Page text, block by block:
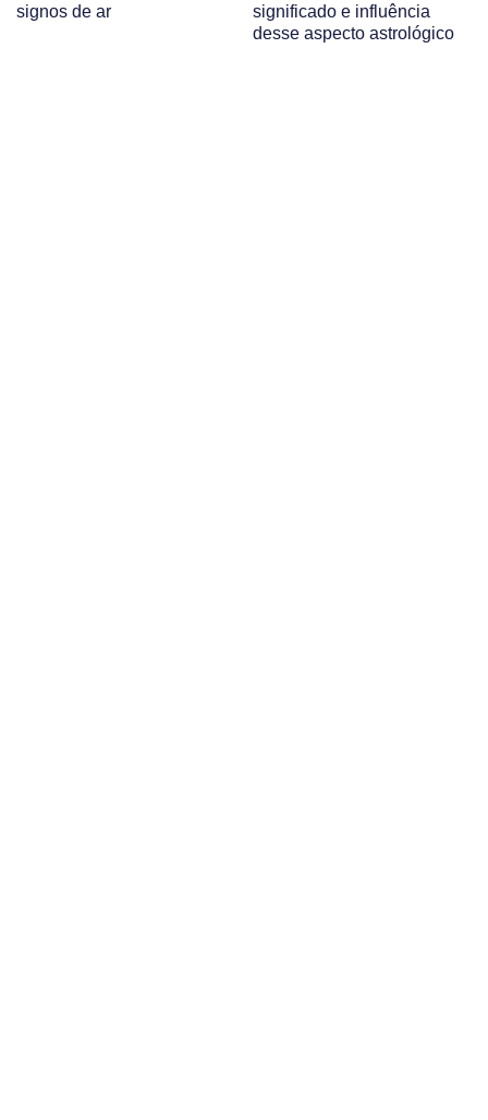
signos de ar
significado e influência
desse aspecto astrológico